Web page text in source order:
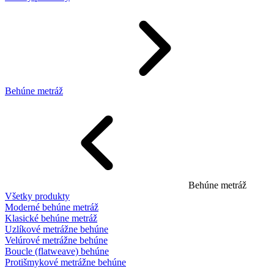
Behúne metráž
Behúne metráž
Všetky produkty
Moderné behúne metráž
Klasické behúne metráž
Uzlíkové metrážne behúne
Velúrové metrážne behúne
Boucle (flatweave) behúne
Protišmykové metrážne behúne